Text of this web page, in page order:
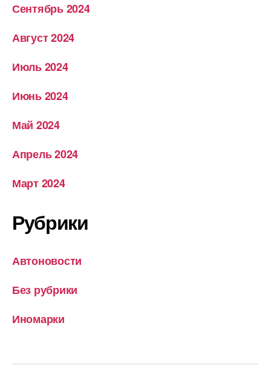
Сентябрь 2024
Август 2024
Июль 2024
Июнь 2024
Май 2024
Апрель 2024
Март 2024
Рубрики
Автоновости
Без рубрики
Иномарки